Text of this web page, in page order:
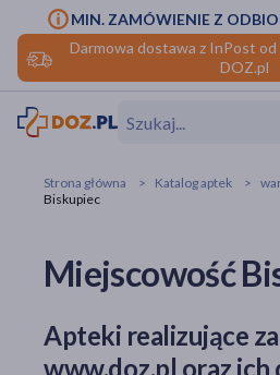
Darmowa dostawa z InPost od
DOZ.pl
MIN. ZAMÓWIENIE Z
makijażu
Strona główna Katalog aptek
Biskupiec
Miejscowość
Apteki realizujące
www.doz.pl oraz ich